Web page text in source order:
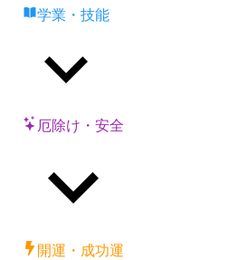
学業・技能
厄除け・安全
開運・成功運